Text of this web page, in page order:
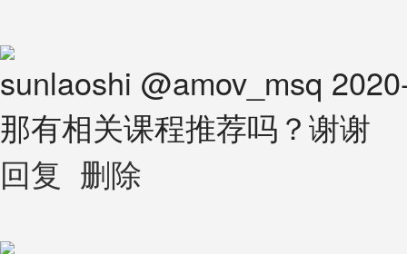
sunlaoshi @amov_msq
那有相关课程推荐吗？谢谢
回复 删除